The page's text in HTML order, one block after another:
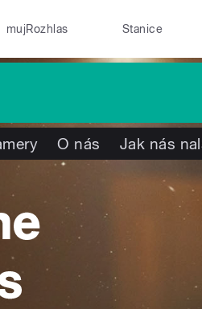
mujRozhlas Stanice
O nás Jak nás